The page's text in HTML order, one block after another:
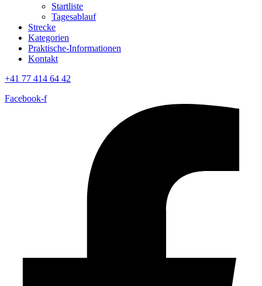
Startliste
Tagesablauf
Strecke
Kategorien
Praktische-Informationen
Kontakt
+41 77 414 64 42
Facebook-f